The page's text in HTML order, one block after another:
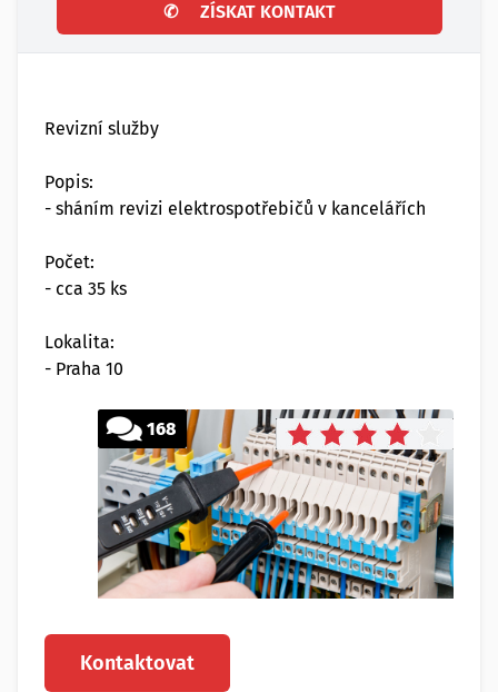
✆ ZÍSKAT KONTAKT
Revizní služby
Popis:
- sháním revizi elektrospotřebičů v kancelářích
Počet:
- cca 35 ks
Lokalita:
- Praha 10
168
Kontaktovat